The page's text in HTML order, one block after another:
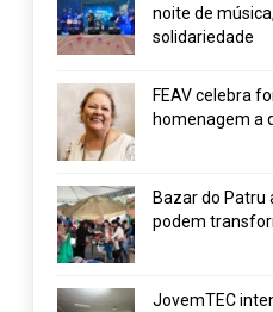
noite de
solidariedade
FEAV celebra
homenagem a
Bazar do Patru
podem
JovemTEC